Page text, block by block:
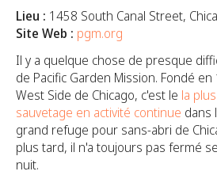
Lieu : 1458 South Canal Street,
Site Web : pgm.org
Il y a quelque chose de presque
de Pacific Garden Mission. Fondé
West Side de Chicago, c'est le la
sauvetage en activité continue dans
grand refuge pour sans-abri de
plus tard, il n'a toujours pas fermé
nuit.